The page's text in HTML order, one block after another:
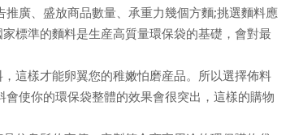
廣、盛放商品數量、承重力幾個方麵;挑選麵料應
標準的麵料是生産高質量環保袋的基礎，會對最
樣才能卵翼您的稚嫩怕磨産品。所以選擇佈料
使你的環保袋整體的效果會很突出，這樣的購物